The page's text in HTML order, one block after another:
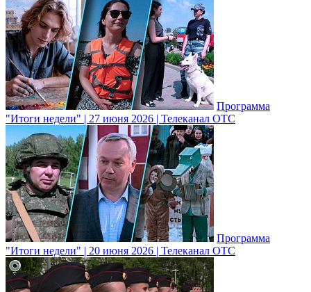
Программа
"Итоги недели" | 27 июня 2026 | Телеканал ОТС
Программа
"Итоги недели" | 20 июня 2026 | Телеканал ОТС